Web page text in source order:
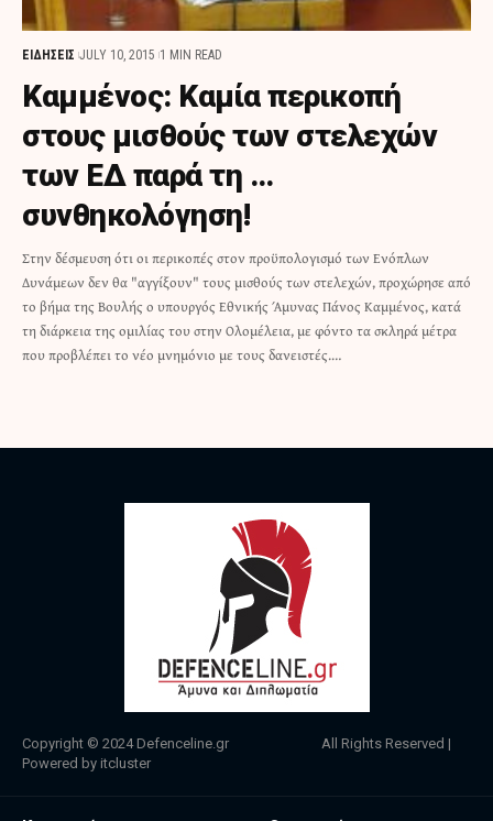
ΕΙΔΗΣΕΙΣ JULY 10, 2015 1 MIN READ
Καμμένος: Kαμία περικοπή
στους μισθούς των στελεχών
των ΕΔ παρά τη …
συνθηκολόγηση!
Στην δέσμευση ότι οι περικοπές στον προϋπολογισμό των Ενόπλων
Δυνάμεων δεν θα "αγγίξουν" τους μισθούς των στελεχών, προχώρησε από
το βήμα της Βουλής ο υπουργός Εθνικής Άμυνας Πάνος Καμμένος, κατά
τη διάρκεια της ομιλίας του στην Ολομέλεια, με φόντο τα σκληρά μέτρα
που προβλέπει το νέο μνημόνιο με τους δανειστές.…
Copyright © 2024 Defenceline.gr All Rights Reserved |
Powered by itcluster